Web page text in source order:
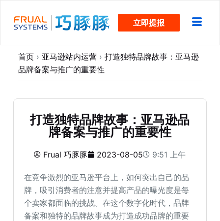
过
立即提报
首页 › 亚马逊站内运营 › 打造独特品牌故事：亚马逊
品牌备案与推广的重要性
打造独特品牌故事：亚马逊品
牌备案与推广的重要性
Frual 巧豚豚 2023-08-05 9:51 上午
在竞争激烈的亚马逊平台上，如何突出自己的品
牌，吸引消费者的注意并提高产品的曝光度是每
个卖家都面临的挑战。在这个数字化时代，品牌
备案和独特的品牌故事成为打造成功品牌的重要